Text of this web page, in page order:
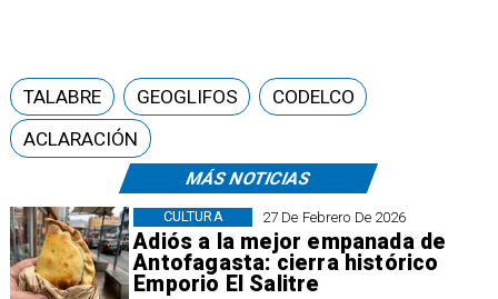
MÁS NOTICIAS
27 De Febrero De 2026
Adiós a la mejor empanada de
Antofagasta: cierra histórico
Emporio El Salitre
CULTURA
TALABRE GEOGLIFOS
CODELCO
ACLARACIÓN